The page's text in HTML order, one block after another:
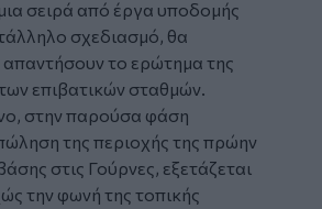
σειρά από έργα υποδομής
σχεδιασμό, θα
το ερώτημα της
επιβατικών σταθμών.
στην παρούσα φάση
της περιοχής της πρώην
στις Γούρνες, εξετάζεται
την φωνή της τοπικής